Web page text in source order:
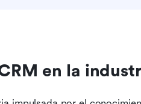
en la